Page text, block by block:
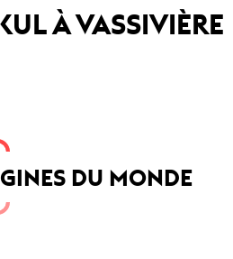
À VASSIVIÈRE
DU MONDE